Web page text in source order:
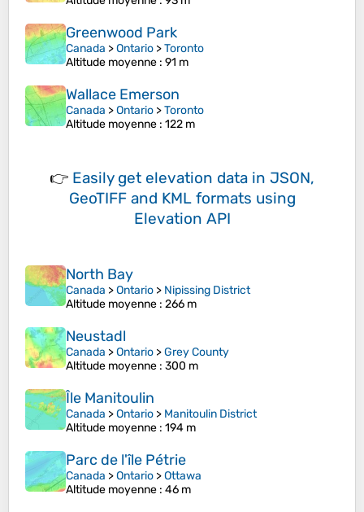
Greenwood Park
Canada >Ontario >Toronto
Altitude moyenne : 91 m
Wallace Emerson
Canada >Ontario >Toronto
Altitude moyenne : 122 m
👉 Easily get elevation data in JSON,
GeoTIFF and KML formats using
Elevation API
North Bay
Canada >Ontario > Nipissing District
Altitude moyenne : 266 m
Neustadl
Canada >Ontario >Grey County
Altitude moyenne : 300 m
Île Manitoulin
Canada >Ontario > Manitoulin District
Altitude moyenne : 194 m
Parc de l'île Pétrie
Canada >Ontario >Ottawa
Altitude moyenne : 46 m